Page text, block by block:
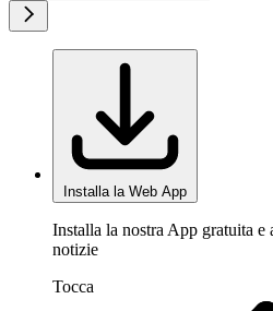
Installa la Web App
Installa la nostra App gratuita e
notizie
Tocca